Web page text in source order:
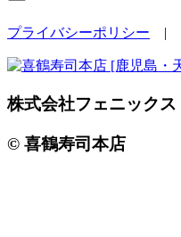
プライバシーポリシー |
株式会社フェニックス
© 喜鶴寿司本店